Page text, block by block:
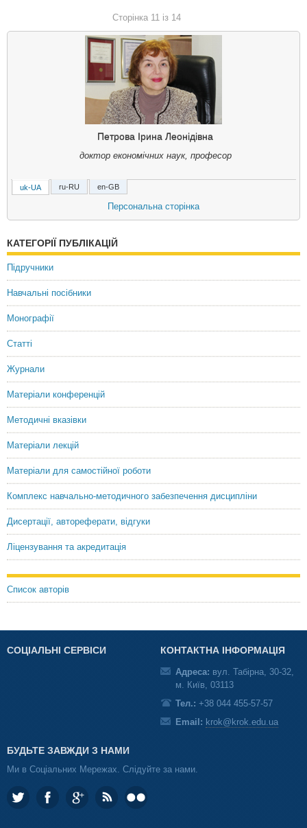
Сторінка 11 із 14
Петрова Ірина Леонідівна
доктор економічних наук, професор
Петрова Ирина Леонидовна
доктор економических наук, професор
uk-UA ru-RU en-GB
Персональна сторінка
КАТЕГОРІЇ ПУБЛІКАЦІЙ
Підручники
Навчальні посібники
Монографії
Статті
Журнали
Матеріали конференцій
Методичні вказівки
Матеріали лекцій
Матеріали для самостійної роботи
Комплекс навчально-методичного забезпечення дисципліни
Дисертації, автореферати, відгуки
Ліцензування та акредитація
Список авторів
СОЦІАЛЬНІ СЕРВІСИ КОНТАКТНА ІНФОРМАЦІЯ
Адреса: вул. Табірна, 30-32,
м. Київ, 03113
Тел.: +38 044 455-57-57
Email: krok@krok.edu.ua
БУДЬТЕ ЗАВЖДИ З НАМИ
Ми в Соціальних Мережах. Слідуйте за нами.